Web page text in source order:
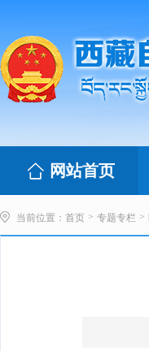
网站首页
当前位置： 首页 > 专题专栏 >